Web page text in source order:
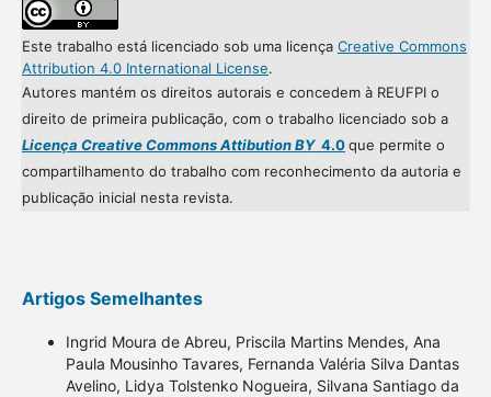
Este trabalho está licenciado sob uma licença Creative Commons
Attribution 4.0 International License.
Autores mantém os direitos autorais e concedem à REUFPI o
direito de primeira publicação, com o trabalho licenciado sob a
Licença Creative Commons Attibution BY4.0que permite o
compartilhamento do trabalho com reconhecimento da autoria e
publicação inicial nesta revista.
Artigos Semelhantes
Ingrid Moura de Abreu, Priscila Martins Mendes, Ana
Paula Mousinho Tavares, Fernanda Valéria Silva Dantas
Avelino, Lidya Tolstenko Nogueira, Silvana Santiago da